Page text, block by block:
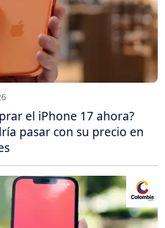
el iPhone 17 ahora?
pasar con su precio en